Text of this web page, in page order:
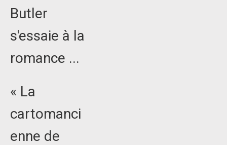
Butler
s'essaie à la
romance ...
« La
cartomanci
enne de